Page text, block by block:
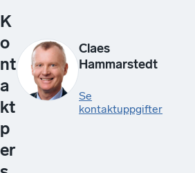
K
o
nt
a
kt
p
er
Claes
Hammarstedt
Se
kontaktuppgifter